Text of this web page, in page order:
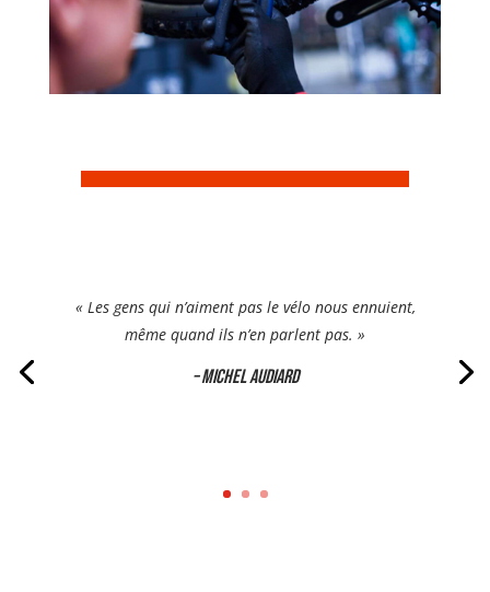
« Les gens qui n’aiment pas le vélo nous ennuient,
même quand ils n’en parlent pas. »
– Michel Audiard